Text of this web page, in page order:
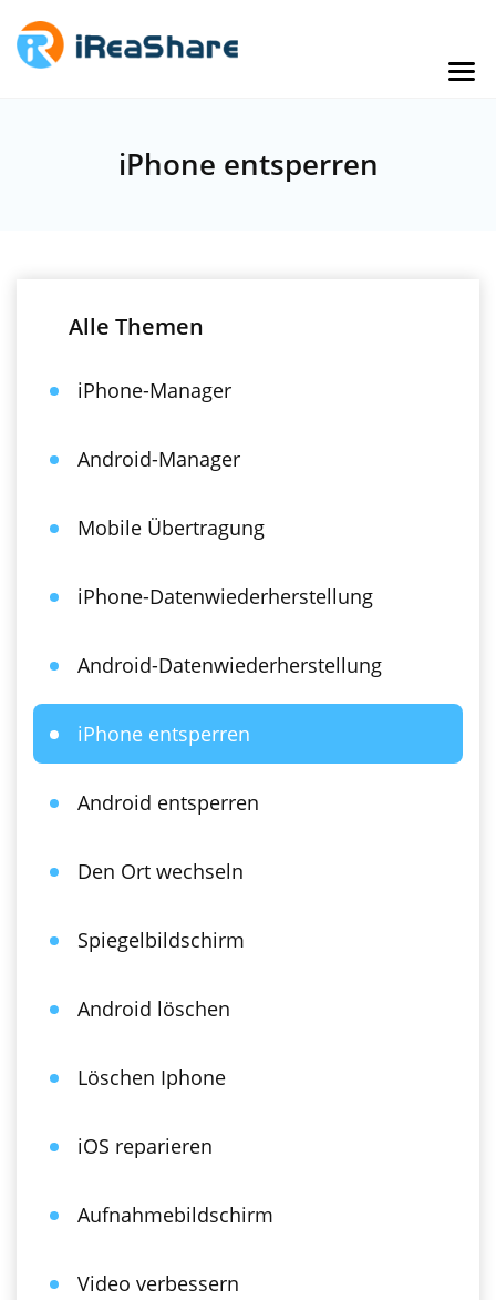
iPhone entsperren
Alle Themen
iPhone-Manager
Android-Manager
Mobile Übertragung
iPhone-Datenwiederherstellung
Android-Datenwiederherstellung
iPhone entsperren
Android entsperren
Den Ort wechseln
Spiegelbildschirm
Android löschen
Löschen Iphone
iOS reparieren
Aufnahmebildschirm
Video verbessern